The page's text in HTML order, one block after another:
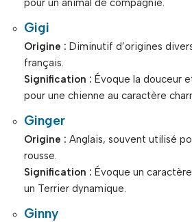
pour un animal de compagnie.
Gigi
Origine : Diminutif d’origines
français.
Signification : Évoque la douceur
pour une chienne au caractère
Ginger
Origine : Anglais, souvent utilisé
rousse.
Signification : Évoque un
un Terrier dynamique.
Ginny